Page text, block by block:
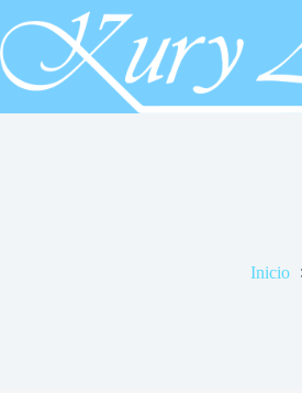
al
contenido
Inicio